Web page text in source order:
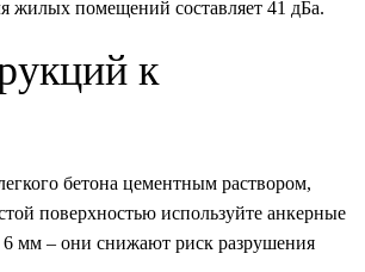
жилых помещений составляет 41 дБа.
к
бетона цементным раствором,
поверхностью используйте анкерные
мм – они снижают риск разрушения